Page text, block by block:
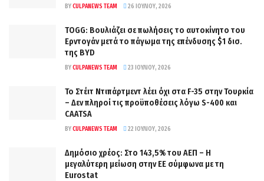
BYCULPANEWS TEAM 26 ΙΟΥΛΊΟΥ, 2026
TOGG: Βουλιάζει σε πωλήσεις το αυτοκίνητο του
Ερντογάν μετά το πάγωμα της επένδυσης $1 δισ.
της BYD
BYCULPANEWS TEAM 23 ΙΟΥΛΊΟΥ, 2026
Το Στέιτ Ντιπάρτμεντ λέει όχι στα F-35 στην Τουρκία
– Δεν πληροί τις προϋποθέσεις λόγω S-400 και
CAATSA
BYCULPANEWS TEAM 22 ΙΟΥΛΊΟΥ, 2026
Δημόσιο χρέος: Στο 143,5% του ΑΕΠ – Η
μεγαλύτερη μείωση στην ΕΕ σύμφωνα με τη
Eurostat